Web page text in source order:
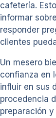
cafetería.
informar
responder
clientes
Un mesero
confianza en
influir en sus
procedencia
preparación